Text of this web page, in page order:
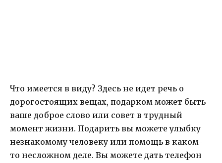
Что имеется в виду? Здесь не идет речь о
дорогостоящих вещах, подарком может быть
ваше доброе слово или совет в трудный
момент жизни. Подарить вы можете улыбку
незнакомому человеку или помощь в каком-
то несложном деле. Вы можете дать телефон